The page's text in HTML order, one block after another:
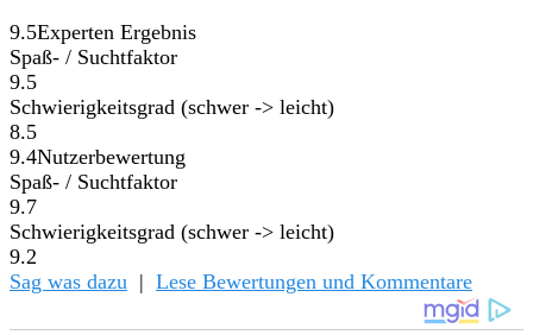
9.5Experten Ergebnis
Spaß- / Suchtfaktor
9.5
Schwierigkeitsgrad (schwer -> leicht)
8.5
9.4Nutzerbewertung
Spaß- / Suchtfaktor
9.7
Schwierigkeitsgrad (schwer -> leicht)
9.2
Sag was dazu | Lese Bewertungen und Kommentare